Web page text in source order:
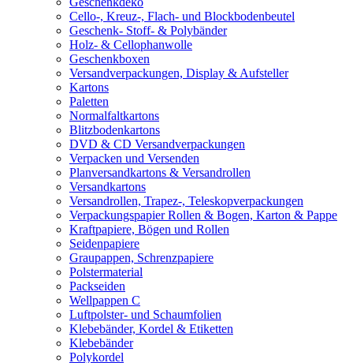
Cello-, Kreuz-, Flach- und Blockbodenbeutel
Geschenk- Stoff- & Polybänder
Holz- & Cellophanwolle
Geschenkboxen
Versandverpackungen, Display & Aufsteller
Kartons
Paletten
Normalfaltkartons
Blitzbodenkartons
DVD & CD Versandverpackungen
Verpacken und Versenden
Planversandkartons & Versandrollen
Versandkartons
Versandrollen, Trapez-, Teleskopverpackungen
Verpackungspapier Rollen & Bogen, Karton & Pappe
Kraftpapiere, Bögen und Rollen
Seidenpapiere
Graupappen, Schrenzpapiere
Polstermaterial
Packseiden
Wellpappen C
Luftpolster- und Schaumfolien
Klebebänder, Kordel & Etiketten
Klebebänder
Polykordel